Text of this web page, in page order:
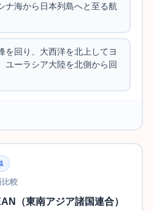
ナ海から日本列島へと至る航
を回り、大西洋を北上してヨ
ユーラシア大陸を北側から回
比較
（東南アジア諸国連合）